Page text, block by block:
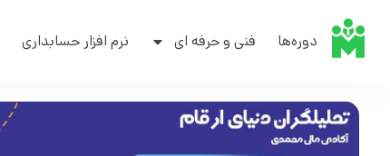
دوره‌ها فنی و حرفه ای نرم افزار حسابداری